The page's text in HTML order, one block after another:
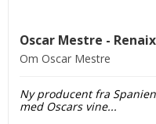
Oscar Mestre -
Om Oscar Mestre
Ny producent fra
med Oscars vine...